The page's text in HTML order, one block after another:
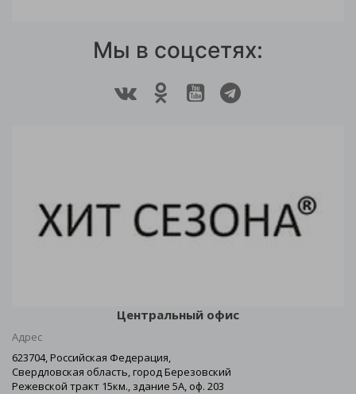
Мы в соцсетях:
Центральный офис
Адрес
623704, Российская Федерация,
Свердловская область, город Березовский
Режевской тракт 15км., здание 5А, оф. 203